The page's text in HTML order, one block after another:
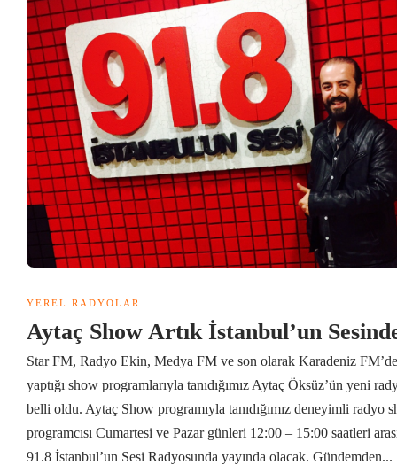
YEREL RADYOLAR
Aytaç Show Artık İstanbul’un
Star FM, Radyo Ekin, Medya FM ve son olarak Karadeniz FM’de
yaptığı show programlarıyla tanıdığımız Aytaç Öksüz’ün yeni
belli oldu. Aytaç Show programıyla tanıdığımız deneyimli radyo
programcısı Cumartesi ve Pazar günleri 12:00 – 15:00 saatleri
91.8 İstanbul’un Sesi Radyosunda yayında olacak. Gündemden...